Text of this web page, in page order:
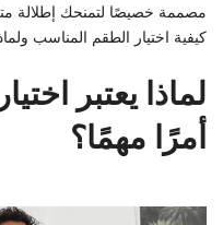
مصممة خصيصًا لتمنحك إطلالة
كيفية اختيار الطقم المناسب
لماذا يعتبر
أمرًا مهمًا؟